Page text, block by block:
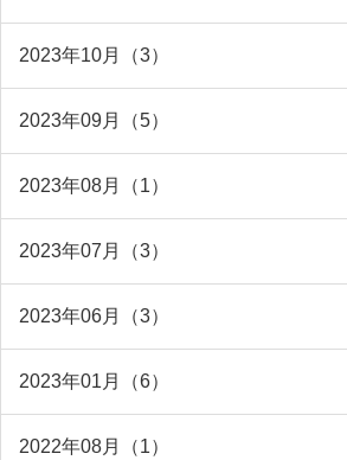
2023年10月（3）
2023年09月（5）
2023年08月（1）
2023年07月（3）
2023年06月（3）
2023年01月（6）
2022年08月（1）